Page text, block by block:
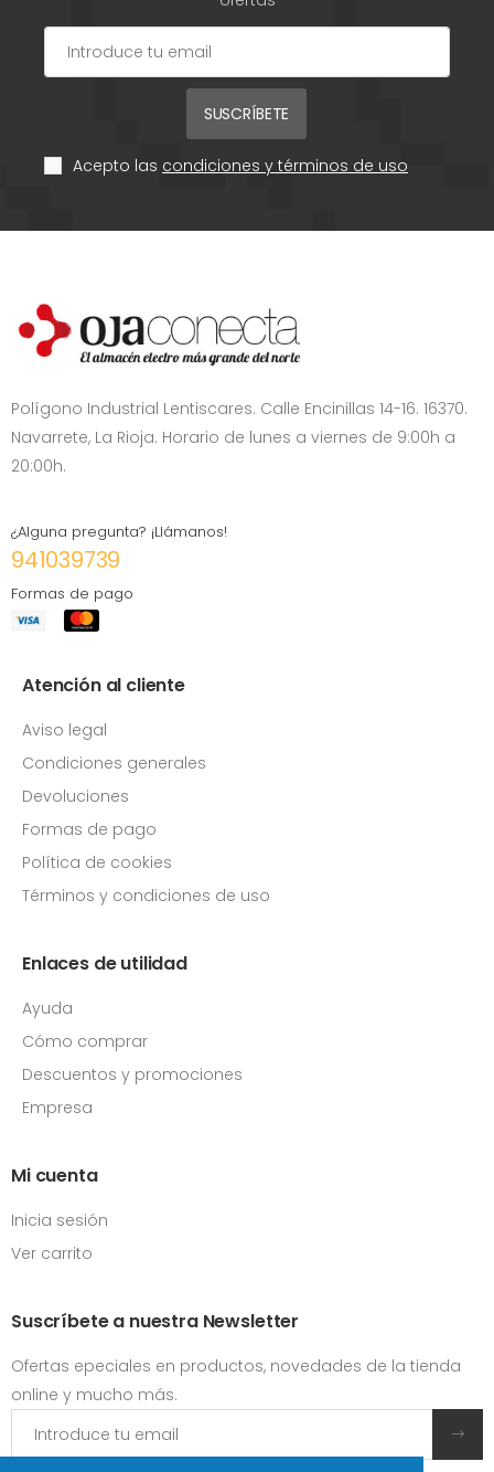
SUSCRÍBETE
Acepto las condiciones y términos de uso
Polígono Industrial Lentiscares. Calle Encinillas 14-16. 16370.
Navarrete, La Rioja. Horario de lunes a viernes de 9:00h a
20:00h.
¿Alguna pregunta? ¡Llámanos!
941039739
Formas de pago
Atención al cliente
Aviso legal
Condiciones generales
Devoluciones
Formas de pago
Política de cookies
Términos y condiciones de uso
Enlaces de utilidad
Ayuda
Cómo comprar
Descuentos y promociones
Empresa
Mi cuenta
Inicia sesión
Ver carrito
Suscríbete a nuestra Newsletter
Ofertas epeciales en productos, novedades de la tienda
online y mucho más.